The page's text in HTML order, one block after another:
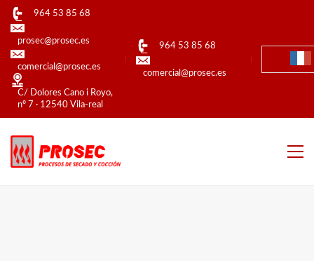
964 53 85 68
prosec@prosec.es
comercial@prosec.es
C/ Dolores Cano i Royo,
nº 7 · 12540 Vila-real
964 53 85 68
comercial@prosec.es